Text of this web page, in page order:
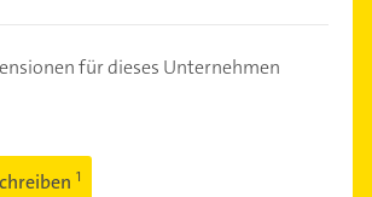
für dieses Unternehmen